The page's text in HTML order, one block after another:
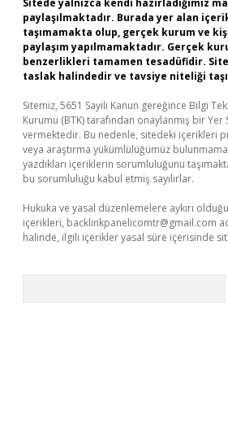
Sitede yalnızca kendi hazırladığımız
paylaşılmaktadır. Burada yer alan
taşımamakta olup, gerçek kurum ve
paylaşım yapılmamaktadır. Gerçek
benzerlikleri tamamen tesadüfidir.
taslak halindedir ve tavsiye niteliği
Sitemiz, 5651 Sayılı Kanun gereğince Bilgi
Kurumu (BTK) tarafından onaylanmış bir Yer
vermektedir. Bu nedenle, sitedeki içerikleri
veya araştırma yükümlülüğümüz
yazdıkları içeriklerin sorumluluğunu
bu sorumluluğu kabul etmiş sayılırlar.
Hukuka ve yasal düzenlemelere aykırı
içerikleri, backlinkpanelicomtr@gmail.com
halinde, ilgili içerikler yasal süre içerisinde